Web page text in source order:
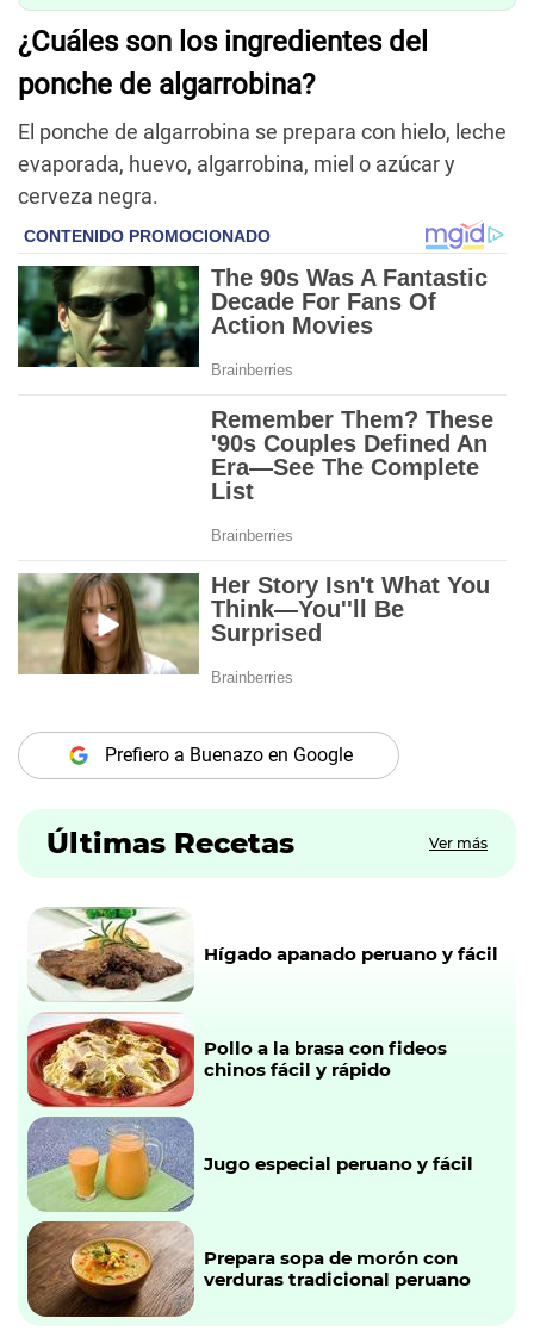
¿Cuáles son los ingredientes del
ponche de algarrobina?
El ponche de algarrobina se prepara con hielo, leche
evaporada, huevo, algarrobina, miel o azúcar y
cerveza negra.
Prefiero a Buenazo en Google
Últimas Recetas Ver más
Hígado apanado peruano y fácil
Pollo a la brasa con fideos
chinos fácil y rápido
Jugo especial peruano y fácil
Prepara sopa de morón con
verduras tradicional peruano